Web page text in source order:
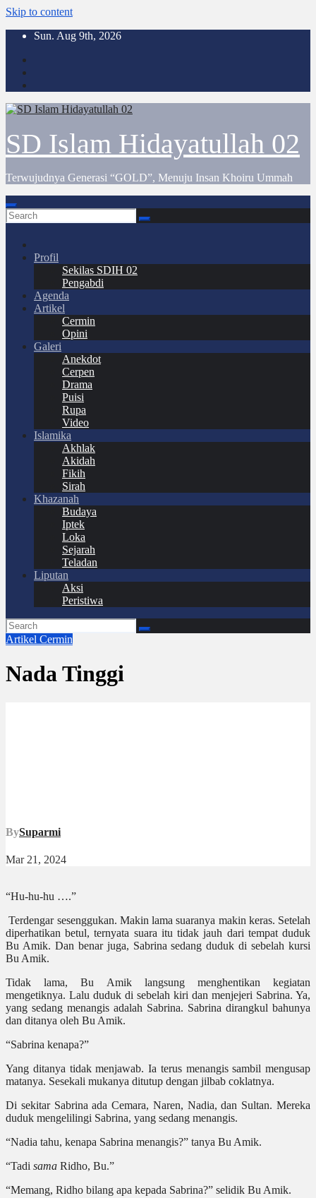
Skip to content
Sun. Aug 9th, 2026
SD Islam Hidayatullah 02
Terwujudnya Generasi “GOLD”, Menuju Insan Khoiru Ummah
Profil
Sekilas SDIH 02
Pengabdi
Agenda
Artikel
Cermin
Opini
Galeri
Anekdot
Cerpen
Drama
Puisi
Rupa
Video
Islamika
Akhlak
Akidah
Fikih
Sirah
Khazanah
Budaya
Iptek
Loka
Sejarah
Teladan
Liputan
Aksi
Peristiwa
Artikel Cermin
Nada Tinggi
BySuparmi
Mar 21, 2024
“Hu-hu-hu ….”
Terdengar sesenggukan. Makin lama suaranya makin keras. Setelah
diperhatikan betul, ternyata suara itu tidak jauh dari tempat duduk
Bu Amik. Dan benar juga, Sabrina sedang duduk di sebelah kursi
Bu Amik.
Tidak lama, Bu Amik langsung menghentikan kegiatan
mengetiknya. Lalu duduk di sebelah kiri dan menjejeri Sabrina. Ya,
yang sedang menangis adalah Sabrina. Sabrina dirangkul bahunya
dan ditanya oleh Bu Amik.
“Sabrina kenapa?”
Yang ditanya tidak menjawab. Ia terus menangis sambil mengusap
matanya. Sesekali mukanya ditutup dengan jilbab coklatnya.
Di sekitar Sabrina ada Cemara, Naren, Nadia, dan Sultan. Mereka
duduk mengelilingi Sabrina, yang sedang menangis.
“Nadia tahu, kenapa Sabrina menangis?” tanya Bu Amik.
“Tadi sama Ridho, Bu.”
“Memang, Ridho bilang apa kepada Sabrina?” selidik Bu Amik.